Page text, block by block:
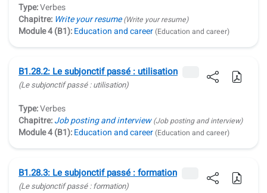
Type:Verbes
Chapitre: Write your resume (Write your resume)
Module 4 (B1):Education and career(Education and career)
B1.28.2: Le subjonctif passé : utilisation
(Le subjonctif passé : utilisation)
Type:Verbes
Chapitre:Job posting and interview (Job posting and interview)
Module 4 (B1):Education and career(Education and career)
B1.28.3: Le subjonctif passé : formation
(Le subjonctif passé : formation)